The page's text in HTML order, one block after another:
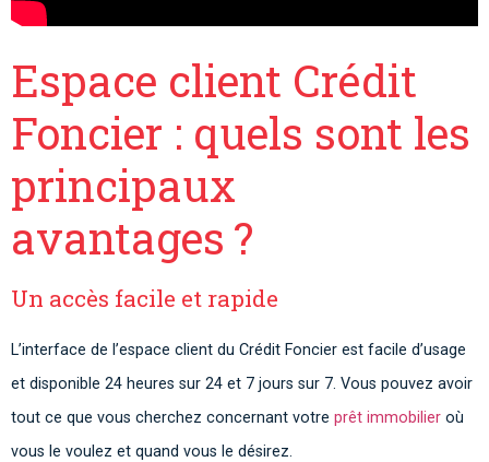
Espace client Crédit
Foncier : quels sont les
principaux
avantages ?
Un accès facile et rapide
L’interface de l’espace client du Crédit Foncier est facile d’usage
et disponible 24 heures sur 24 et 7 jours sur 7. Vous pouvez avoir
tout ce que vous cherchez concernant votre prêt immobilier où
vous le voulez et quand vous le désirez.